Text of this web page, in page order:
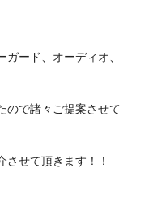
ード、オーディオ、
ので諸々ご提案させて
せて頂きます！！